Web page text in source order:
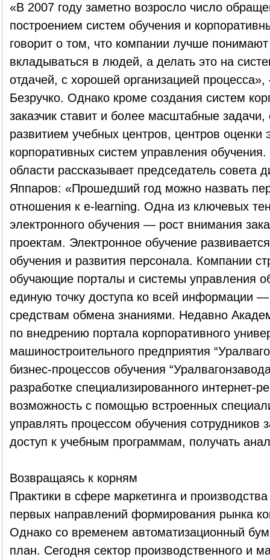
«В 2007 году заметно возросло число
построением систем обучения и
говорит о том, что компании лучше
вкладываться в людей, а делать это на
отдачей, с хорошей организацией
Безручко. Однако кроме создания систем
заказчик ставит и более масштабные
развитием учебных центров, центров оценки
корпоративных систем управления
области рассказывает председатель совета
Яппаров: «Прошедший год можно назвать
отношения к e-learning. Одна из ключевых
электронного обучения — рост внимания
проектам. Электронное обучение
обучения и развития персонала. Компании
обучающие порталы и системы управления
единую точку доступа ко всей информации
средствам обмена знаниями. Недавно
по внедрению портала корпоративного
машиностроительного предприятия
бизнес-процессов обучения
разработке специализированного интернет-
возможность с помощью встроенных
управлять процессом обучения сотрудников
доступ к учебным программам, получать
Возвращаясь к корням
Практики в сфере маркетинга и
первых направлений формирования рынка
Однако со временем автоматизационный
план. Сегодня сектор производственного и